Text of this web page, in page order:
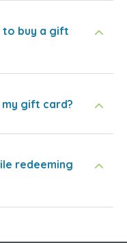
to buy a gift
gift card?
redeeming